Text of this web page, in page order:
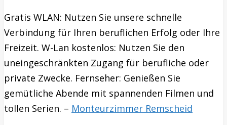
Gratis WLAN: Nutzen Sie unsere schnelle
Verbindung für Ihren beruflichen Erfolg oder Ihre
Freizeit. W-Lan kostenlos: Nutzen Sie den
uneingeschränkten Zugang für berufliche oder
private Zwecke. Fernseher: Genießen Sie
gemütliche Abende mit spannenden Filmen und
tollen Serien. – Monteurzimmer Remscheid